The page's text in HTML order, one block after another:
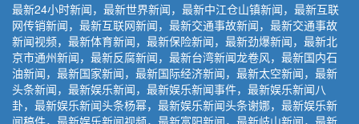
最新24小时新闻，最新世界新闻，最新中江仓山镇新闻，最新互联
网传销新闻，最新互联网新闻，最新交通事故新闻，最新交通事故
新闻视频，最新体育新闻，最新保险新闻，最新劲爆新闻，最新北
京市通州新闻，最新反腐新闻，最新台湾新闻龙卷风，最新国内石
油新闻，最新国家新闻，最新国际经济新闻，最新太空新闻，最新
头条新闻，最新娱乐新闻，最新娱乐新闻事件，最新娱乐新闻八
卦，最新娱乐新闻头条杨幂，最新娱乐新闻头条谢娜，最新娱乐新
闻稿件，最新娱乐新闻视频，最新富阳新闻，最新岐山新闻，最新